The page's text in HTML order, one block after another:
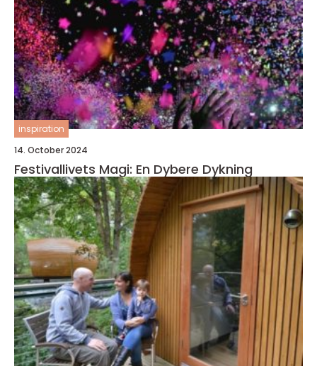
inspiration
14. October 2024
Festivallivets Magi: En Dybere Dykning